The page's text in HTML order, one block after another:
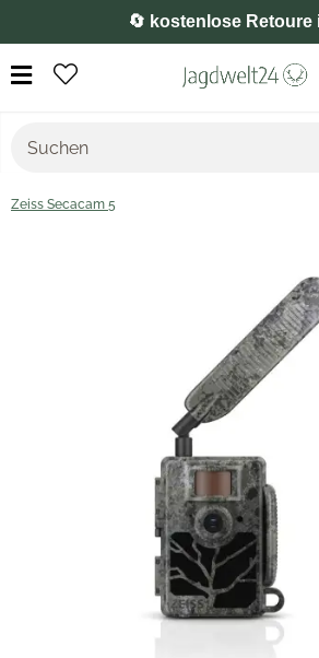
⭐️ 4,8 auf Google
Zeiss Secacam 5